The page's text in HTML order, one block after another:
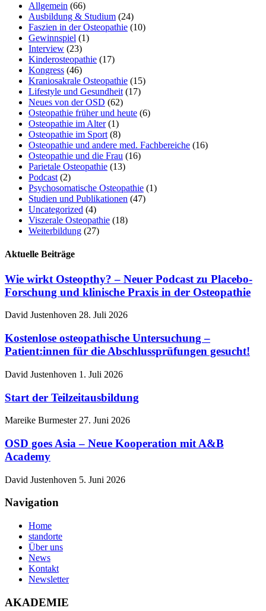
Allgemein (66)
Ausbildung & Studium (24)
Faszien in der Osteopathie (10)
Gewinnspiel (1)
Interview (23)
Kinderosteopathie (17)
Kongress (46)
Kraniosakrale Osteopathie (15)
Lifestyle und Gesundheit (17)
Neues von der OSD (62)
Osteopathie früher und heute (6)
Osteopathie im Alter(1)
Osteopathie im Sport (8)
Osteopathie und andere med. Fachbereiche (16)
Osteopathie und die Frau (16)
Parietale Osteopathie (13)
Podcast (2)
Psychosomatische Osteopathie (1)
Studien und Publikationen (47)
Uncategorized (4)
Viszerale Osteopathie (18)
Weiterbildung (27)
Aktuelle Beiträge
Wie wirkt Osteopthy? – Neuer Podcast zu Placebo-
Forschung und klinische Praxis in der Osteopathie
David Justenhoven 28. Juli 2026
Kostenlose osteopathische Untersuchung –
Patient:innen für die Abschlussprüfungen gesucht!
David Justenhoven 1. Juli 2026
Start der Teilzeitausbildung
Mareike Burmester 27. Juni 2026
OSD goes Asia – Neue Kooperation mit A&B
Academy
David Justenhoven 5. Juni 2026
Navigation
Home
standorte
Über uns
News
Kontakt
Newsletter
AKADEMIE